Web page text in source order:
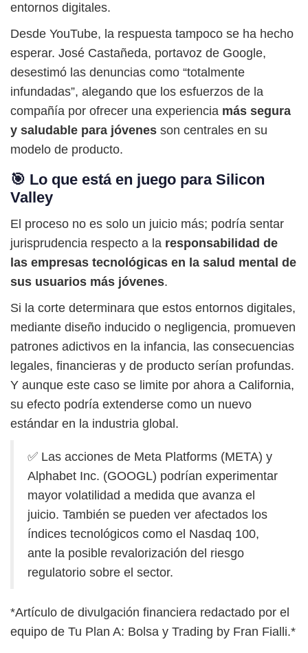
entornos digitales.
Desde YouTube, la respuesta tampoco se ha hecho
esperar. José Castañeda, portavoz de Google,
desestimó las denuncias como “totalmente
infundadas”, alegando que los esfuerzos de la
compañía por ofrecer una experiencia más segura
y saludable para jóvenes son centrales en su
modelo de producto.
🎯 Lo que está en juego para Silicon
Valley
El proceso no es solo un juicio más; podría sentar
jurisprudencia respecto a la responsabilidad de
las empresas tecnológicas en la salud mental de
sus usuarios más jóvenes.
Si la corte determinara que estos entornos digitales,
mediante diseño inducido o negligencia, promueven
patrones adictivos en la infancia, las consecuencias
legales, financieras y de producto serían profundas.
Y aunque este caso se limite por ahora a California,
su efecto podría extenderse como un nuevo
estándar en la industria global.
✅ Las acciones de Meta Platforms (META) y
Alphabet Inc. (GOOGL) podrían experimentar
mayor volatilidad a medida que avanza el
juicio. También se pueden ver afectados los
índices tecnológicos como el Nasdaq 100,
ante la posible revalorización del riesgo
regulatorio sobre el sector.
*Artículo de divulgación financiera redactado por el
equipo de Tu Plan A: Bolsa y Trading by Fran Fialli.*